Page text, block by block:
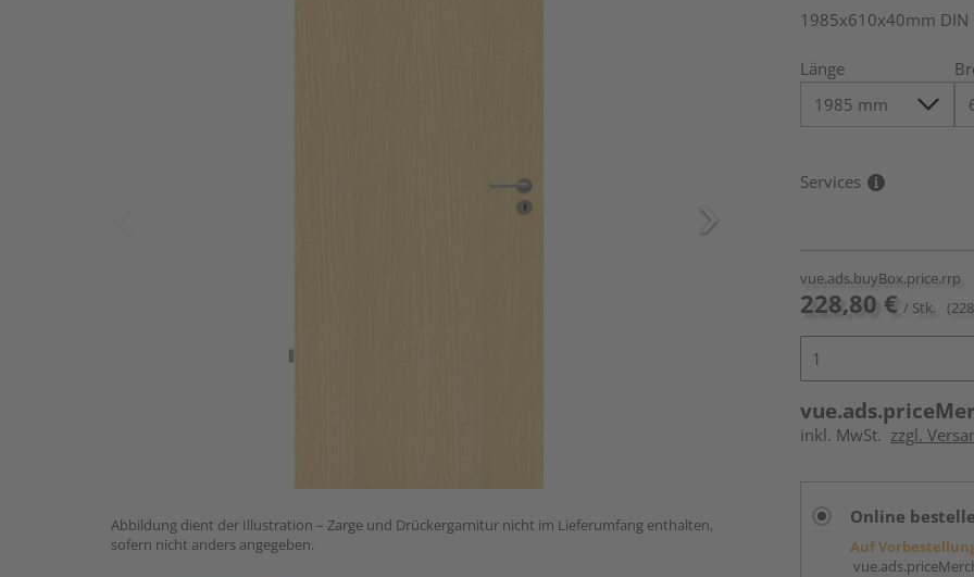
Abbildung dient der Illustration – Zarge und Drückergarnitur nicht im Lieferumfang enthalten,
sofern nicht anders angegeben.
1985x610x40mm
Länge
Services
vue.ads.buyBox.price.rrp
228,80 € / Stk.
inkl. MwSt. zzgl.
Online
Auf